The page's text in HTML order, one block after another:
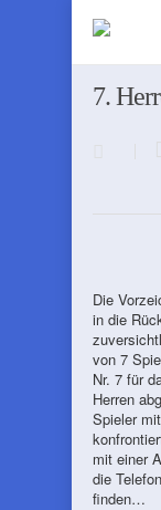
7.
Die
in die
von 7
Nr. 7 für
Herren
Spieler
mit einer
die
finden…